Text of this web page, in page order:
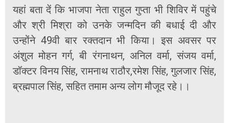
यहां बता दें कि भाजपा नेता राहुल गुप्ता भी शिविर में पहुंचे
और श्री मिश्रा को उनके जन्मदिन की बधाई दी और
उन्होंने 49वी बार रक्तदान भी किया। इस अवसर पर
अंशुल मोहन गर्ग, बी रंगनाथन, अनिल वर्मा, संजय वर्मा,
डॉक्टर विनय सिंह, रामनाथ राठौर,रमेश सिंह, गुलजार सिंह,
ब्रह्मपाल सिंह, सहित तमाम अन्य लोग मौजूद रहे।।